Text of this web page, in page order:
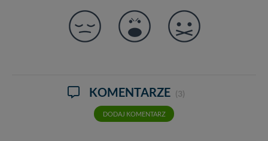
KOMENTARZE (3)
DODAJ KOMENTARZ